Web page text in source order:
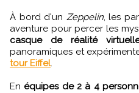
À bord d'un Zeppelin, les
aventure pour percer les
casque de réalité
panoramiques et
tour Eiffel.
En équipes de 2 à 4